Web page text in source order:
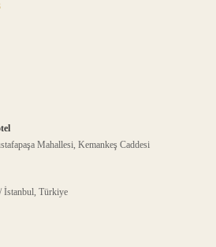
Mahallesi, Kemankeş Caddesi
İstanbul, Türkiye